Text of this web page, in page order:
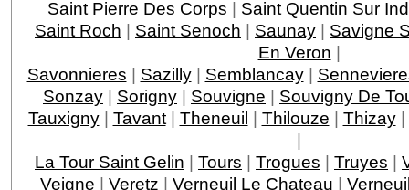
Saint Pierre Des Corps | Saint Quentin Sur
Saint Roch | Saint Senoch | Saunay | Savigne
En Veron |
Savonnieres | Sazilly| Semblancay|
Sonzay | Sorigny | Souvigne | Souvigny De
Tauxigny| Tavant| Theneuil | Thilouze | Thizay|
|
La Tour Saint Gelin | Tours | Trogues | Truyes |
Veigne | Veretz | Verneuil Le Chateau |